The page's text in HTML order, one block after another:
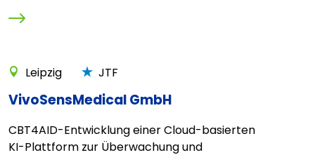
Leipzig JTF
VivoSensMedical GmbH
CBT4AID-Entwicklung einer Cloud-basierten
KI-Plattform zur Überwachung und